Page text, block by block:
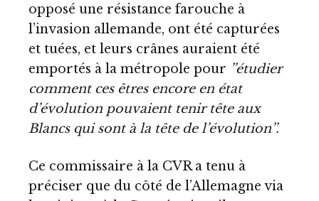
opposé une résistance farouche à
l’invasion allemande, ont été capturées
et tuées, et leurs crânes auraient été
emportés à la métropole pour ’’étudier
comment ces êtres encore en état
d’évolution pouvaient tenir tête aux
Blancs qui sont à la tête de l’évolution’’.
Ce commissaire à la CVR a tenu à
préciser que du côté de l’Allemagne via